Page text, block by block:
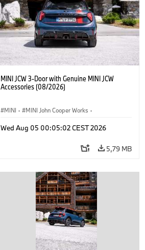
MINI JCW 3-Door with Genuine MINI JCW
Accessories (08/2026)
MINI · MINI John Cooper Works ·
Wed Aug 05 00:05:02 CEST 2026
5,79 MB